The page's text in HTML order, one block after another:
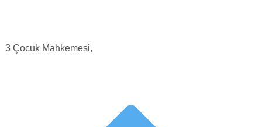
3 Çocuk Mahkemesi,